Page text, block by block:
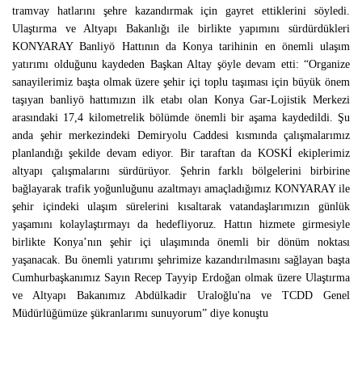
tramvay hatlarını şehre kazandırmak için gayret ettiklerini söyledi.
Ulaştırma ve Altyapı Bakanlığı ile birlikte yapımını sürdürdükleri
KONYARAY Banliyö Hattının da Konya tarihinin en önemli ulaşım
yatırımı olduğunu kaydeden Başkan Altay şöyle devam etti: “Organize
sanayilerimiz başta olmak üzere şehir içi toplu taşıması için büyük önem
taşıyan banliyö hattımızın ilk etabı olan Konya Gar-Lojistik Merkezi
arasındaki 17,4 kilometrelik bölümde önemli bir aşama kaydedildi. Şu
anda şehir merkezindeki Demiryolu Caddesi kısmında çalışmalarımız
planlandığı şekilde devam ediyor. Bir taraftan da KOSKİ ekiplerimiz
altyapı çalışmalarını sürdürüyor. Şehrin farklı bölgelerini birbirine
bağlayarak trafik yoğunluğunu azaltmayı amaçladığımız KONYARAY ile
şehir içindeki ulaşım sürelerini kısaltarak vatandaşlarımızın günlük
yaşamını kolaylaştırmayı da hedefliyoruz. Hattın hizmete girmesiyle
birlikte Konya’nın şehir içi ulaşımında önemli bir dönüm noktası
yaşanacak. Bu önemli yatırımı şehrimize kazandırılmasını sağlayan başta
Cumhurbaşkanımız Sayın Recep Tayyip Erdoğan olmak üzere Ulaştırma
ve Altyapı Bakanımız Abdülkadir Uraloğlu'na ve TCDD Genel
Müdürlüğümüze şükranlarımı sunuyorum” diye konuştu